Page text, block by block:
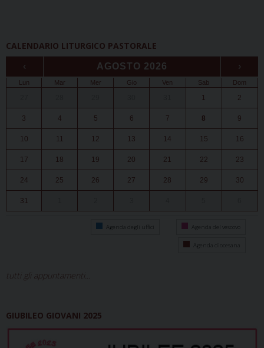
CALENDARIO LITURGICO PASTORALE
‹ AGOSTO 2026 ›
Lun Mar Mer Gio Ven Sab Dom
1 2
3 4 5 6 7 8 9
10 11 12 13 14 15 16
17 18 19 20 21 22 23
24 25 26 27 28 29 30
31
Agenda degli uffici Agenda del vescovo
Agenda diocesana
tutti gli appuntamenti...
GIUBILEO GIOVANI 2025